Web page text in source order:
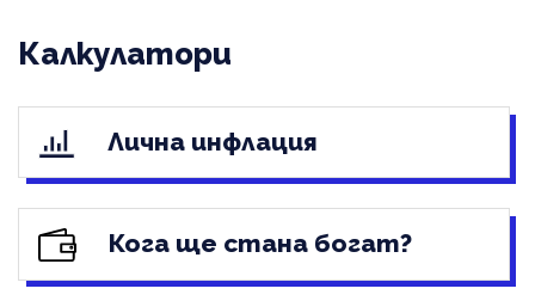
Калкулатори
Лична инфлация
Кога ще стана богат?